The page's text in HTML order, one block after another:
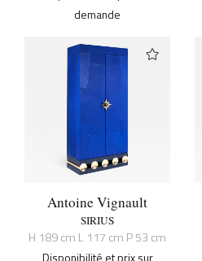
demande
Antoine Vignault
SIRIUS
H 189 cm L 117 cm P 53 cm